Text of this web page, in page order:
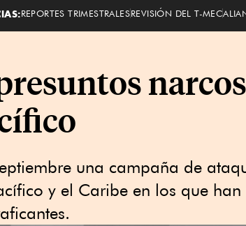
REPORTES TRIMESTRALESREVISIÓN DEL T-MEC
una campaña de
y el Caribe en los que han